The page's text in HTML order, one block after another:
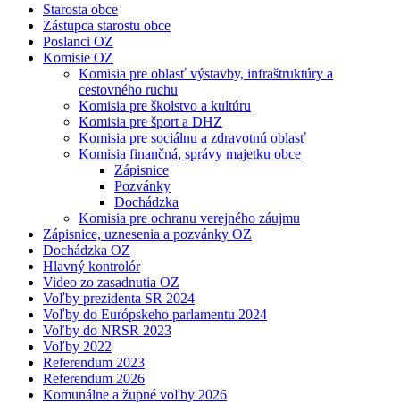
Starosta obce
Zástupca starostu obce
Poslanci OZ
Komisie OZ
Komisia pre oblasť výstavby, infraštruktúry a
cestovného ruchu
Komisia pre školstvo a kultúru
Komisia pre šport a DHZ
Komisia pre sociálnu a zdravotnú oblasť
Komisia finančná, správy majetku obce
Zápisnice
Pozvánky
Dochádzka
Komisia pre ochranu verejného záujmu
Zápisnice, uznesenia a pozvánky OZ
Dochádzka OZ
Hlavný kontrolór
Video zo zasadnutia OZ
Voľby prezidenta SR 2024
Voľby do Európskeho parlamentu 2024
Voľby do NRSR 2023
Voľby 2022
Referendum 2023
Referendum 2026
Komunálne a župné voľby 2026